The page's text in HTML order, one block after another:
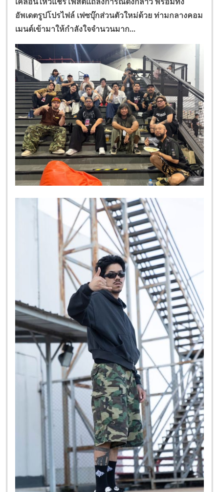
อัพเดตรูปโปรไฟล์ เฟซบุ๊กส่วนตัวใหม่ด้วย ท่ามกลางคอม
เมนต์เข้ามาให้กำลังใจจำนวนมาก...